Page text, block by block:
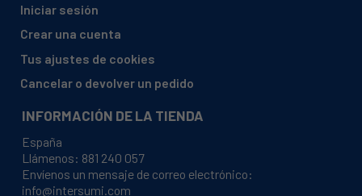
AVANT, DWR12WH1 (1035649)
AYA, ALV1247DB5NE
AYA, ALV1247DB6NE
AYA, AYA1247DB4
AYA, AYA1247DB4-BNE
BELLING, BEL FDW120 WHI
Iniciar sesión
Crear una cuenta
Tus ajustes de cookies
Cancelar o devolver un pedido
INFORMACIÓN DE LA TIENDA
España
Llámenos: 881 240 057
Envíenos un mensaje de correo electrónico:
info@intersumi.com